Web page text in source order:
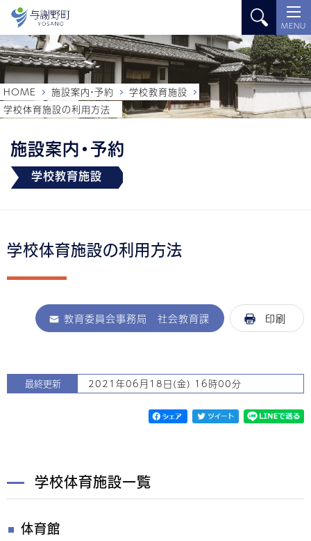
MENU
施設案内・予約
学校教育施設
HOME 施設案内・予約
学校教育施設
学校体育施設の利用方法
学校体育施設の利用方法
教育委員会事務局 社会教育課 印刷
最終更新 2021年06月18日(金) 16時00分
学校体育施設一覧
体育館